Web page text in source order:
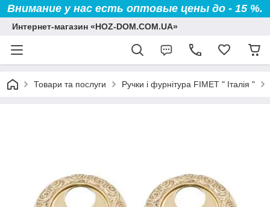
Внимание у нас есть оптовые цены до - 15 %.
Интернет-магазин «HOZ-DOM.COM.UA»
Товари та послуги Ручки і фурнітура FIMET " Італія "